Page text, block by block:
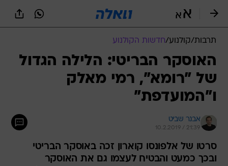
תרבות/קולנוע/חדשות הקולנוע
האוסקר הבריטי: הלילה הגדול
של "רומא", רמי מאלק
ו"המועדפת"
אבנר שביט
10.2.2019 / 21:39
סרטו של אלפונסו קוארון זכה באוסקר הבריטי
ובכך כמעט והבטיח לעצמו גם את האוסקר